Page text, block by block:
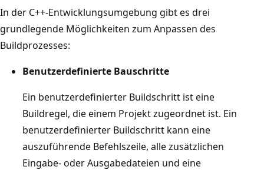
In der C++-Entwicklungsumgebung gibt es drei
grundlegende Möglichkeiten zum Anpassen des
Buildprozesses:
Benutzerdefinierte Bauschritte
Ein benutzerdefinierter Buildschritt ist eine
Buildregel, die einem Projekt zugeordnet ist. Ein
benutzerdefinierter Buildschritt kann eine
auszuführende Befehlszeile, alle zusätzlichen
Eingabe- oder Ausgabedateien und eine